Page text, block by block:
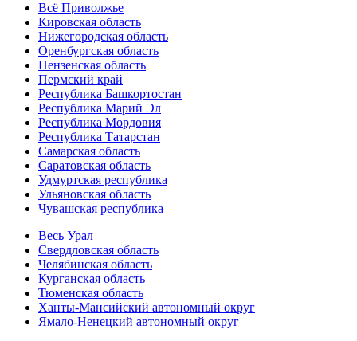
Всё Приволжье
Кировская область
Нижегородская область
Оренбургская область
Пензенская область
Пермский край
Республика Башкортостан
Республика Марий Эл
Республика Мордовия
Республика Татарстан
Самарская область
Саратовская область
Удмуртская республика
Ульяновская область
Чувашская республика
Весь Урал
Свердловская область
Челябинская область
Курганская область
Тюменская область
Ханты-Мансийский автономный округ
Ямало-Ненецкий автономный округ